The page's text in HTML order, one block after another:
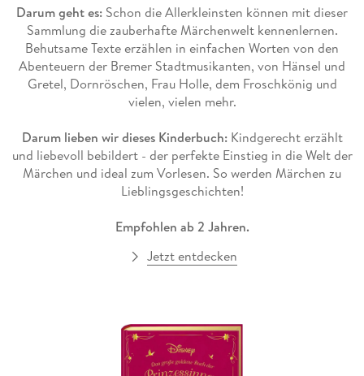
Darum geht es: Schon die Allerkleinsten können mit dieser
Sammlung die zauberhafte Märchenwelt kennenlernen.
Behutsame Texte erzählen in einfachen Worten von den
Abenteuern der Bremer Stadtmusikanten, von Hänsel und
Gretel, Dornröschen, Frau Holle, dem Froschkönig und
vielen, vielen mehr.
Darum lieben wir dieses Kinderbuch:Kindgerecht erzählt
und liebevoll bebildert - der perfekte Einstieg in die Welt der
Märchen und ideal zum Vorlesen. So werden Märchen zu
Lieblingsgeschichten!
Empfohlen ab 2 Jahren.
Jetzt entdecken